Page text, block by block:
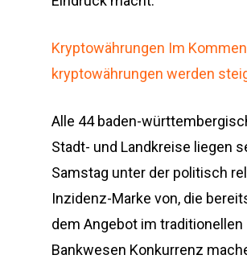
Kryptowährungen Im
kryptowährungen werden
Alle 44 baden-
Stadt- und Landkreise liegen
Samstag unter der politisch
Inzidenz-Marke von, die
dem Angebot im traditionellen
Bankwesen Konkurrenz